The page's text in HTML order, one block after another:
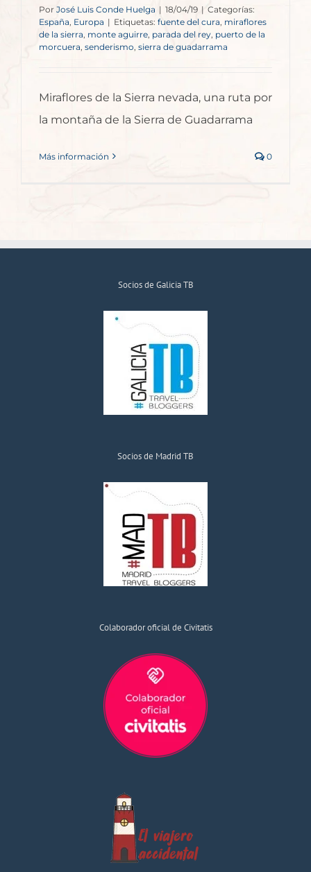
Por José Luis Conde Huelga | 18/04/19 | Categorías:
España, Europa | Etiquetas: fuente del cura, miraflores
de la sierra, monte aguirre parada del rey, puerto de la
morcuera, senderismo, sierra de guadarrama
Miraflores de la Sierra nevada, una ruta por
la montaña de la Sierra de Guadarrama
Más información 0
Socios de Galicia TB
Socios de Madrid TB
Colaborador oficial de Civitatis